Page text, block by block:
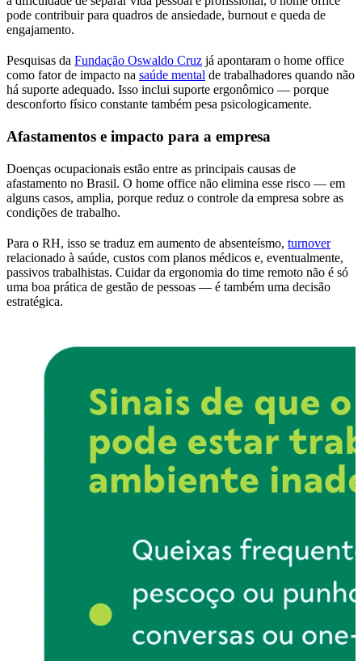
pode contribuir para quadros de ansiedade, burnout e queda de
engajamento.
Pesquisas da Fundação Oswaldo Cruz já apontaram o home office
como fator de impacto na saúde mental de trabalhadores quando não
há suporte adequado. Isso inclui suporte ergonômico — porque
desconforto físico constante também pesa psicologicamente.
Afastamentos e impacto para a empresa
Doenças ocupacionais estão entre as principais causas de
afastamento no Brasil. O home office não elimina esse risco — em
alguns casos, amplia, porque reduz o controle da empresa sobre as
condições de trabalho.
Para o RH, isso se traduz em aumento de absenteísmo, turnover
relacionado à saúde, custos com planos médicos e, eventualmente,
passivos trabalhistas. Cuidar da ergonomia do time remoto não é só
uma boa prática de gestão de pessoas — é também uma decisão
estratégica.